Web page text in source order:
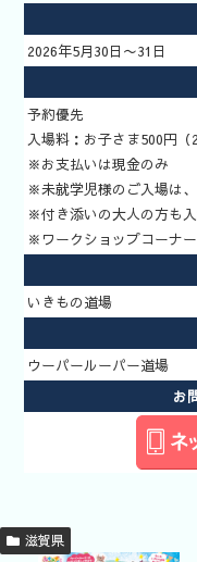
2026年5月30日〜31日
予約優先
入場料：お子さま500円
※お支払いは現金のみ
※未就学児様のご入場は
※付き添いの大人の方も
※ワークショップコーナ
いきもの道場
ウーパールーパー道場
お
滋賀県